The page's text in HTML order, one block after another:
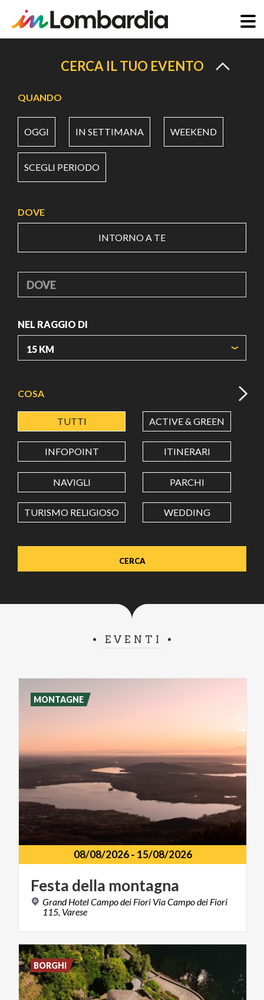
principale
CERCA IL TUO EVENTO
QUANDO
OGGI IN SETTIMANA WEEKEND
SCEGLI PERIODO
DOVE
INTORNO A TE
DOVE
NEL RAGGIO DI
LATITUDINE
LONGITUDINE
Value in decimal degrees. Use dot (.) as decimal separator.
COSA
TUTTI ACTIVE & GREEN
INFOPOINT ITINERARI
NAVIGLI PARCHI
TURISMO RELIGIOSO WEDDING
EVENTI
08/08/2026- 15/08/2026
Festa della montagna
Grand Hotel Campo dei Fiori Via Campo dei Fiori
115, Varese
MONTAGNE
BORGHI